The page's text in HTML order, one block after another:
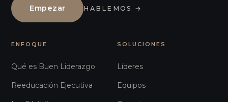
Empezar HABLEMOS →
ENFOQUE
Qué es Buen Liderazgo
Reeducación Ejecutiva
SOLUCIONES
Líderes
Equipos